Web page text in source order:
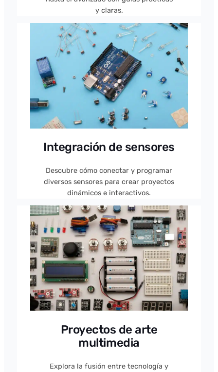
y claras.
Integración de sensores
Descubre cómo conectar y programar
diversos sensores para crear proyectos
dinámicos e interactivos.
Proyectos de arte
multimedia
Explora la fusión entre tecnología y